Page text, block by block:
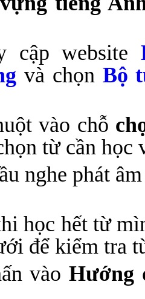
cập website
và chọn Bộ
vào chỗ
từ cần học
nghe phát
học hết từ
để kiểm tra
vàoHướng